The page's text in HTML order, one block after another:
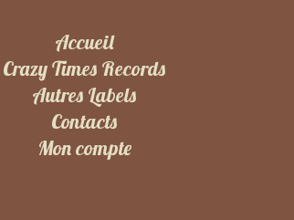
Accueil
Crazy Times Records
Autres Labels
Contacts
Mon compte